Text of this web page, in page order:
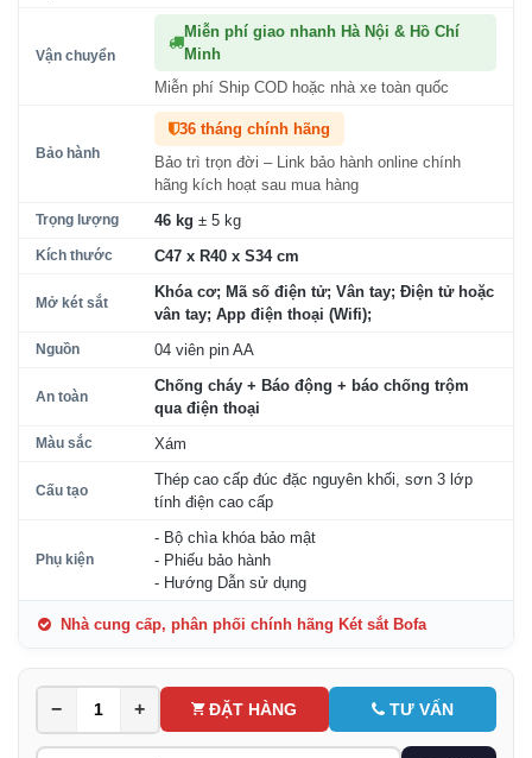
Vận chuyển
Miễn phí giao nhanh Hà Nội & Hồ Chí
Minh
Miễn phí Ship COD hoặc nhà xe toàn quốc
Bảo hành
36 tháng chính hãng
Bảo trì trọn đời – Link bảo hành online chính
hãng kích hoạt sau mua hàng
Trọng lượng 46 kg ± 5 kg
Kích thước C47 x R40 x S34 cm
Mở két sắt
Khóa cơ; Mã số điện tử; Vân tay; Điện tử hoặc
vân tay; App điện thoại (Wifi);
Nguồn 04 viên pin AA
An toàn
Chống cháy + Báo động + báo chống trộm
qua điện thoại
Màu sắc Xám
Cấu tạo
Thép cao cấp đúc đặc nguyên khối, sơn 3 lớp
tính điện cao cấp
Phụ kiện
- Bộ chìa khóa bảo mật
- Phiếu bảo hành
- Hướng Dẫn sử dụng
Nhà cung cấp, phân phối chính hãng Két sắt Bofa
− + ĐẶT HÀNG TƯ VẤN